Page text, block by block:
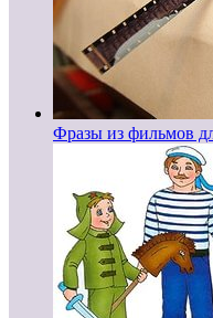
Фразы из фильмов